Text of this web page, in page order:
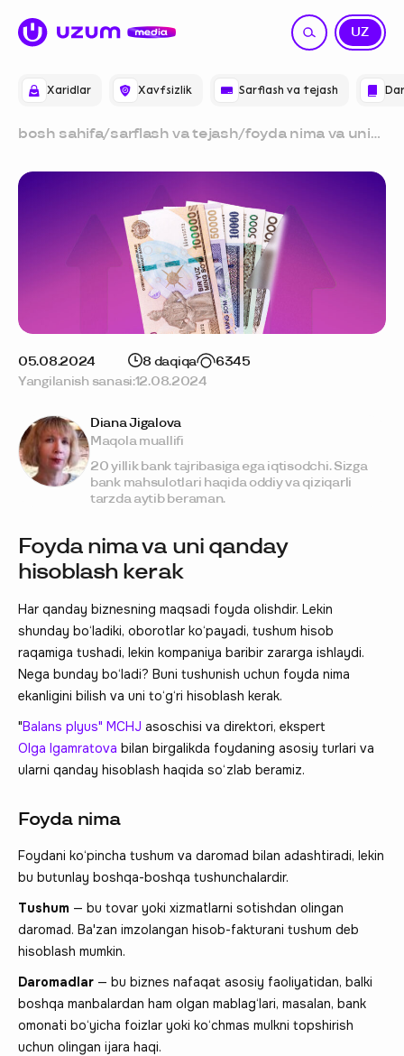
Xaridlar Xavfsizlik Sarflash va tejash
UZ
RU
bosh sahifa/sarflash va tejash/foyda nima va uni
kerak
05.08.2024 8 daqiqa
6345
Yangilanish sanasi:12.08.2024
Foyda nima va uni qanday
hisoblash kerak
Har qanday biznesning maqsadi foyda olishdir. Lekin
shunday bo‘ladiki, oborotlar ko‘payadi, tushum hisob
raqamiga tushadi, lekin kompaniya baribir zararga ishlaydi.
Nega bunday bo‘ladi? Buni tushunish uchun foyda nima
ekanligini bilish va uni to‘g‘ri hisoblash kerak.
"Balans plyus" MCHJ asoschisi va direktori, ekspert
Olga Igamratova bilan birgalikda foydaning asosiy turlari va
ularni qanday hisoblash haqida so‘zlab beramiz.
Foyda nima
Foydani ko‘pincha tushum va daromad bilan adashtiradi, lekin
bu butunlay boshqa-boshqa tushunchalardir.
Tushum — bu tovar yoki xizmatlarni sotishdan olingan
daromad. Ba'zan imzolangan hisob-fakturani tushum deb
hisoblash mumkin.
Daromadlar — bu biznes nafaqat asosiy faoliyatidan, balki
boshqa manbalardan ham olgan mablag‘lari, masalan, bank
omonati bo‘yicha foizlar yoki ko‘chmas mulkni topshirish
uchun olingan ijara haqi.
Diana Jigalova
Maqola muallifi
20 yillik bank tajribasiga ega iqtisodchi. Sizga
bank mahsulotlari haqida oddiy va qiziqarli
tarzda aytib beraman.